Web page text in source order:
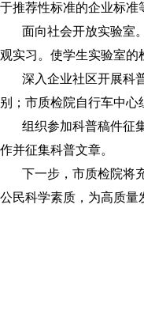
于推荐性标准的企业标准
面向社会开放实验室。
观实习。使学生实验室的
深入企业社区开展科普
别；市质检院自行车中心
组织参加科普稿件征集
作并征集科普文章。
下一步，市质检院将充
公民科学素质，为高质量